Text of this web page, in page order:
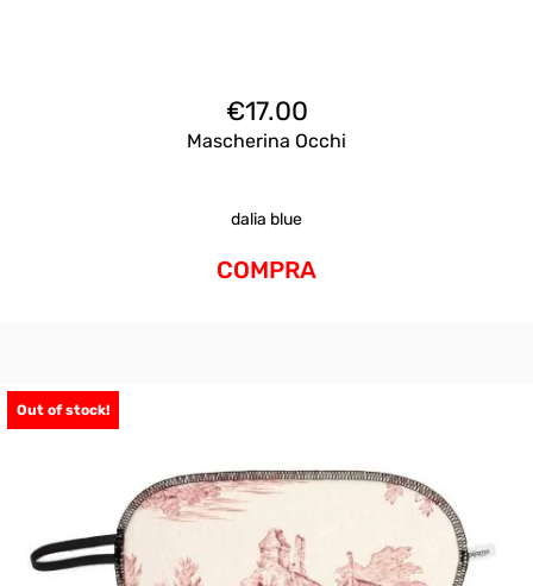
€17.00
Mascherina Occhi
dalia blue
COMPRA
Out of stock!